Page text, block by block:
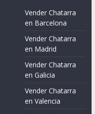
Vender Chatarra
en Barcelona
Vender Chatarra
en Madrid
Vender Chatarra
en Galicia
Vender Chatarra
en Valencia